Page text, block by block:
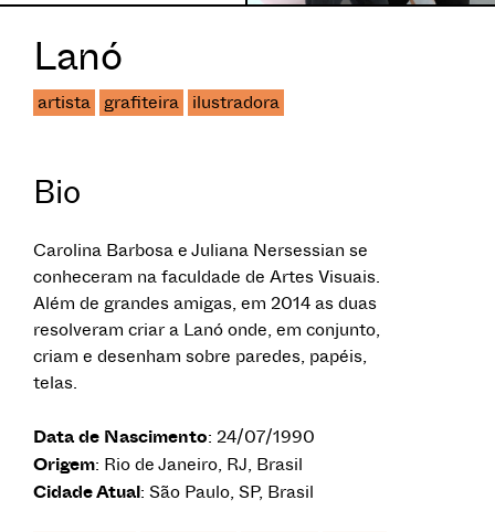
Lanó
artista grafiteira ilustradora
Bio
Carolina Barbosa e Juliana Nersessian se
conheceram na faculdade de Artes Visuais.
Além de grandes amigas, em 2014 as duas
resolveram criar a Lanó onde, em conjunto,
criam e desenham sobre paredes, papéis,
telas.
Data de Nascimento: 24/07/1990
Origem: Rio de Janeiro, RJ, Brasil
Cidade Atual: São Paulo, SP, Brasil